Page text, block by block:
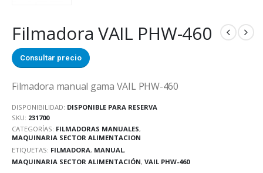
Filmadora VAIL PHW-460
Consultar precio
Filmadora manual gama VAIL PHW-460
DISPONIBILIDAD: DISPONIBLE PARA RESERVA
SKU: 231700
CATEGORÍAS: FILMADORAS MANUALES,
MAQUINARIA SECTOR ALIMENTACION
ETIQUETAS: FILMADORA, MANUAL,
MAQUINARIA SECTOR ALIMENTACIÓN, VAIL PHW-460